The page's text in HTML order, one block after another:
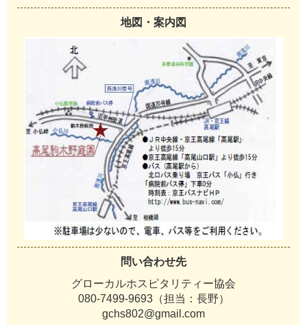
地図・案内図
問い合わせ先
グローカルホスピタリティー協会
080‐7499‐9693（担当：長野）
gchs802@gmail.com